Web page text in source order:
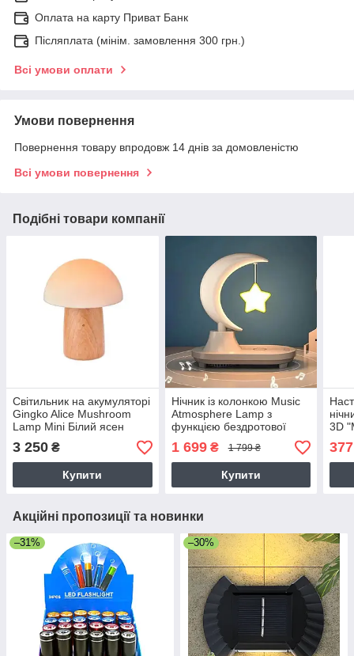
Оплата на карту Приват Банк
Післяплата (мінім. замовлення 300 грн.)
Всі умови оплати
Умови повернення
Повернення товару впродовж 14 днів за домовленістю
Всі умови повернення
Подібні товари компанії
Світильник на акумуляторі
Gingko Alice Mushroom
Lamp Mini Білий ясен
3 250 ₴
Купити
Нічник із колонкою Music
Atmosphere Lamp з
функцією бездротової
зарядки
1 699₴ 1 799 ₴
Купити
3D
USB
377
Акційні пропозиції та новинки
–31% –30%